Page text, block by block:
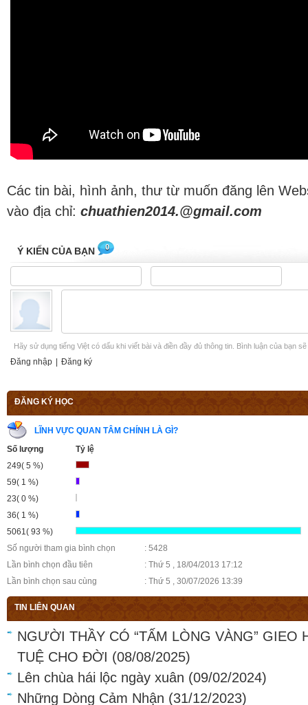
Các tin bài, hình ảnh, thư từ muốn đăng lên
vào địa chỉ: chuathien2014.@gmail.com
Ý KIẾN CỦA BẠN 0
Hãy sử dụng tiếng Việt có dấu khi viết bài và điền đầy đủ thông tin. Bình luận của bạn
Đăng nhập Đăng ký
ĐĂNG KÝ HỌC
LĨNH VỰC QUAN TÂM CHÍNH LÀ GÌ?
Số lượng
Tỷ lệ
249( 5 %)
59( 1 %)
23( 0 %)
36( 1 %)
5061( 93 %)
Số người tham gia bình chọn
: 5428
Lần bình chọn đầu tiên
: Thứ 5 , 18/04/2013 17:12
Lần bình chọn sau cùng
: Thứ 5 , 30/07/2026 13:39
TIN LIÊN QUAN
NGƯỜI THẦY CÓ “TẤM LÒNG VÀNG” GIEO
TUỆ CHO ĐỜI (08/08/2025)
Lên chùa hái lộc ngày xuân (09/02/2024)
Những Dòng Cảm Nhận (31/12/2023)